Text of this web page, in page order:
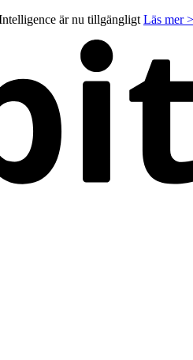
är nu tillgängligt Läs mer >